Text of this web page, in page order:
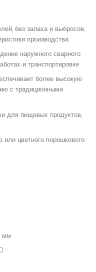
без запаха и выбросов,
производства
наружного сварного
и транспортировке
более высокую
с традиционными
для пищевых продуктов,
или цветного порошкового
мм